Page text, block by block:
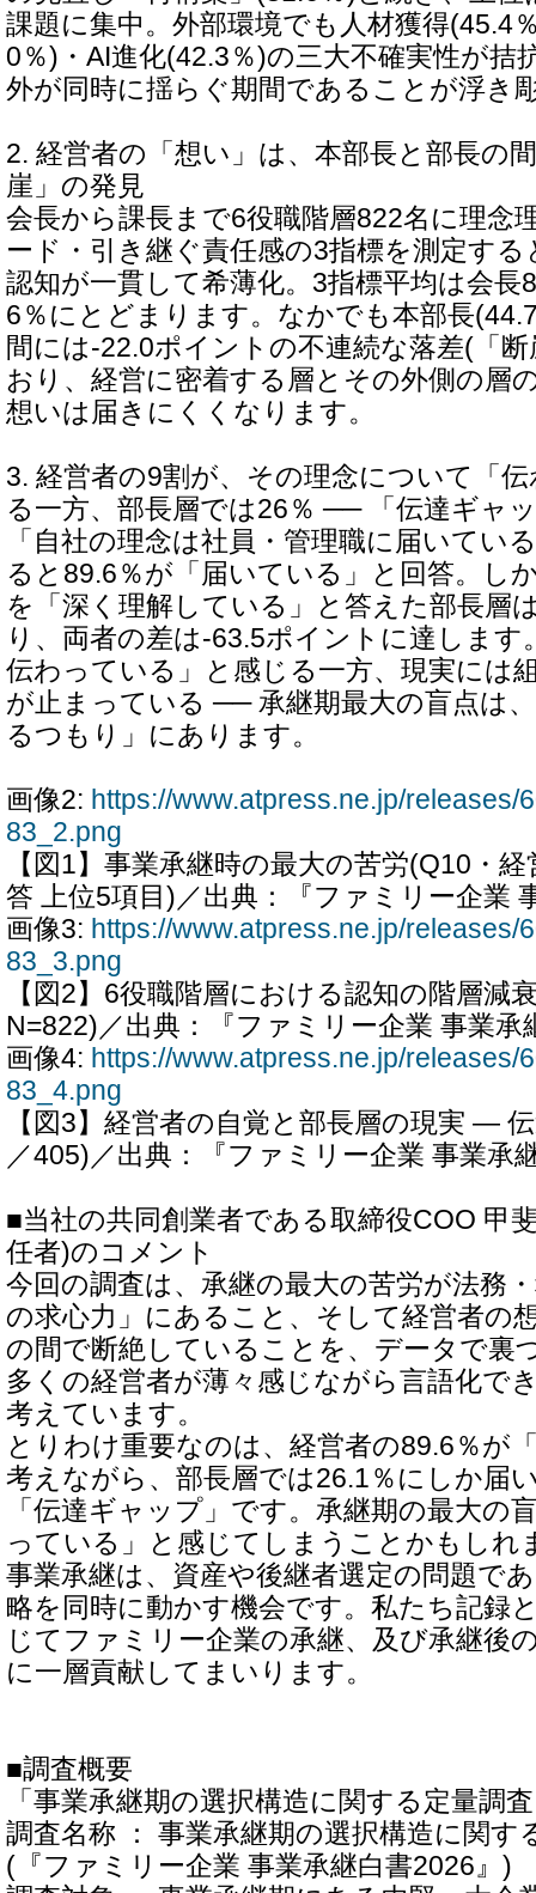
課題に集中。外部環境でも人材獲得(45.4
0％)・AI進化(42.3％)の三大不確実性が拮
外が同時に揺らぐ期間であることが浮き
2. 経営者の「想い」は、本部長と部長の
崖」の発見
会長から課長まで6役職階層822名に理念
ード・引き継ぐ責任感の3指標を測定す
認知が一貫して希薄化。3指標平均は会長
6％にとどまります。なかでも本部長
間には-22.0ポイントの不連続な落差(「
おり、経営に密着する層とその外側の層
想いは届きにくくなります。
3. 経営者の9割が、その理念について「
る一方、部長層では26％ ── 「伝達ギャ
「自社の理念は社員・管理職に届いてい
ると89.6％が「届いている」と回答。し
を「深く理解している」と答えた部長層
り、両者の差は-63.5ポイントに達します
伝わっている」と感じる一方、現実には
が止まっている ── 承継期最大の盲点は
るつもり」にあります。
画像2: https://www.atpress.ne.jp/releases/
83_2.png
【図1】事業承継時の最大の苦労(Q10・
答 上位5項目)／出典：『ファミリー企業
画像3: https://www.atpress.ne.jp/releases/
83_3.png
【図2】6役職階層における認知の階層減
N=822)／出典：『ファミリー企業 事業承
画像4: https://www.atpress.ne.jp/releases/
83_4.png
【図3】経営者の自覚と部長層の現実 ―
／405)／出典：『ファミリー企業 事業承
■当社の共同創業者である取締役COO 甲
任者)のコメント
今回の調査は、承継の最大の苦労が法務
の求心力」にあること、そして経営者の
の間で断絶していることを、データで裏
多くの経営者が薄々感じながら言語化で
考えています。
とりわけ重要なのは、経営者の89.6％が
考えながら、部長層では26.1％にしか届
「伝達ギャップ」です。承継期の最大の
っている」と感じてしまうことかもしれ
事業承継は、資産や後継者選定の問題で
略を同時に動かす機会です。私たち記録
じてファミリー企業の承継、及び承継後
に一層貢献してまいります。
■調査概要
「事業承継期の選択構造に関する定量調
調査名称 ： 事業承継期の選択構造に関す
(『ファミリー企業 事業承継白書2026』)